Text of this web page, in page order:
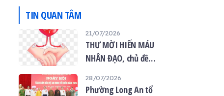
TIN QUAN TÂM
21/07/2026
THƯ MỜI HIẾN MÁU
NHÂN ĐẠO, chủ đề
mùa Vu lan”
28/07/2026
Phường Long An tổ